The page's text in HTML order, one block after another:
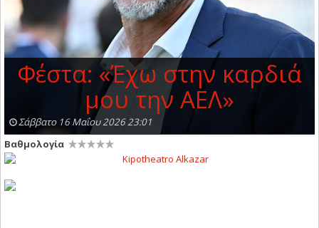
Φέστα: «Έχω στην καρδιά
μου την ΑΕΛ»
Σάββατο 16 Μαΐου 2026 23:01
Βαθμολογία